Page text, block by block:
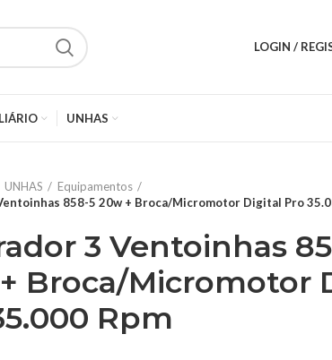
LOGIN /
UNHAS
UNHAS
Equipamentos
858-5 20w + Broca/Micromotor Digital Pro
3 Ventoinhas
Broca/Micromotor
Rpm